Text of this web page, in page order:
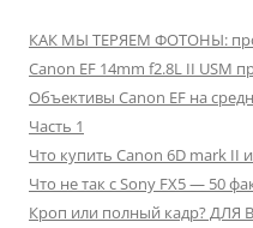
КАК МЫ ТЕРЯЕМ ФОТОНЫ:
Canon EF 14mm f2.8L II USM
Объективы Canon EF на
Часть 1
Что купить Canon 6D mark II
Что не так с Sony FX5 — 50
Кроп или полный кадр? ДЛЯ